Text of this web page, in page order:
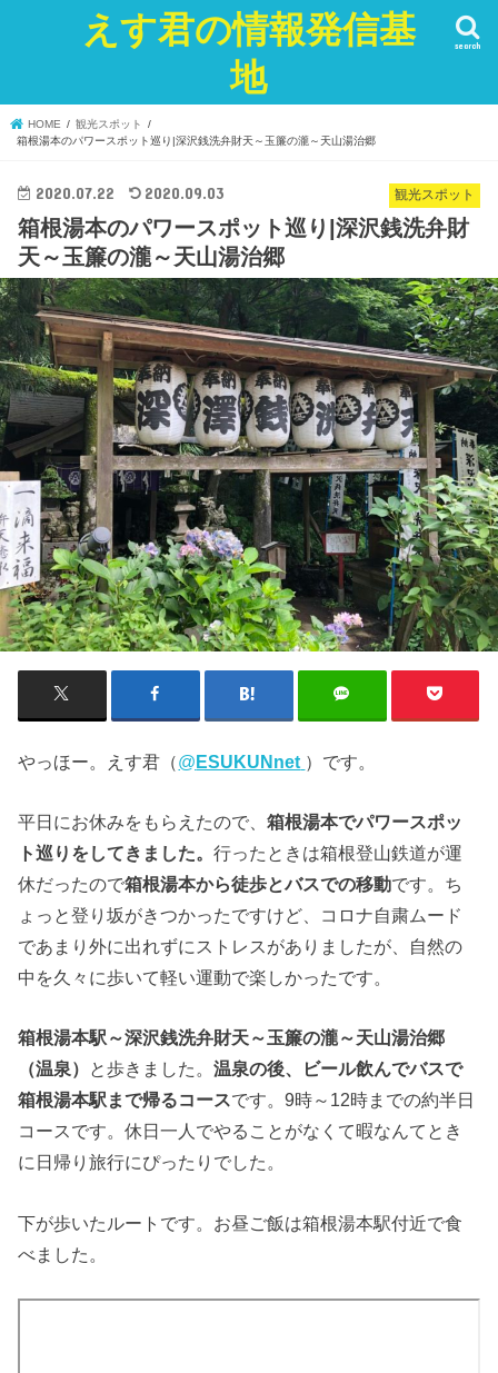
えす君の情報発信基
地
search
HOME
観光スポット
箱根湯本のパワースポット巡り|深沢銭洗弁財天～玉簾の瀧～天山湯治郷
観光スポット
2020.07.22 2020.09.03
箱根湯本のパワースポット巡り|深沢銭洗弁財
天～玉簾の瀧～天山湯治郷
やっほー。えす君（@ESUKUNnet ）です。
平日にお休みをもらえたので、箱根湯本でパワースポッ
ト巡りをしてきました。行ったときは箱根登山鉄道が運
休だったので箱根湯本から徒歩とバスでの移動です。ち
ょっと登り坂がきつかったですけど、コロナ自粛ムード
であまり外に出れずにストレスがありましたが、自然の
中を久々に歩いて軽い運動で楽しかったです。
箱根湯本駅～深沢銭洗弁財天～玉簾の瀧～天山湯治郷
（温泉） と歩きました。温泉の後、ビール飲んでバスで
箱根湯本駅まで帰るコースです。9時～12時までの約半日
コースです。休日一人でやることがなくて暇なんてとき
に日帰り旅行にぴったりでした。
下が歩いたルートです。お昼ご飯は箱根湯本駅付近で食
べました。